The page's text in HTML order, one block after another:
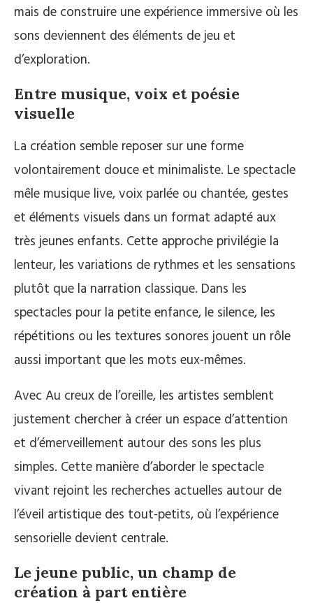
mais de construire une expérience immersive où les
sons deviennent des éléments de jeu et
d’exploration.
Entre musique, voix et poésie
visuelle
La création semble reposer sur une forme
volontairement douce et minimaliste. Le spectacle
mêle musique live, voix parlée ou chantée, gestes
et éléments visuels dans un format adapté aux
très jeunes enfants. Cette approche privilégie la
lenteur, les variations de rythmes et les sensations
plutôt que la narration classique. Dans les
spectacles pour la petite enfance, le silence, les
répétitions ou les textures sonores jouent un rôle
aussi important que les mots eux-mêmes.
Avec Au creux de l’oreille, les artistes semblent
justement chercher à créer un espace d’attention
et d’émerveillement autour des sons les plus
simples. Cette manière d’aborder le spectacle
vivant rejoint les recherches actuelles autour de
l’éveil artistique des tout-petits, où l’expérience
sensorielle devient centrale.
Le jeune public, un champ de
création à part entière